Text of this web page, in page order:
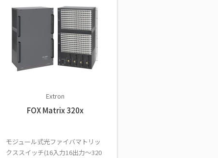
Extron
FOX Matrix 320x
モジュール式光ファイバマトリッ
クススイッチ(16入力16出力～320